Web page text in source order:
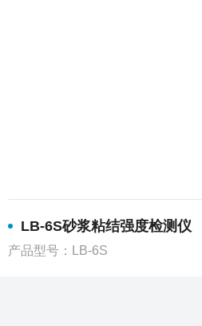
LB-6S砂浆粘结强度检测仪
产品型号：LB-6S